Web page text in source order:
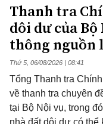
Thanh tra
dôi dư của
thông nguồn
Thứ 5, 06/08/2026 | 08:41
Tổng Thanh tra
về thanh tra chuyên
tại Bộ Nội vụ, trong
nhà đất dôi dư có thể